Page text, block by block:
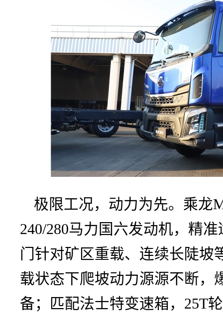
极限工况，动力为先。乘龙
240/280马力国六发动机，精
门针对矿区重载、连续长陡坡
载状态下爬坡动力源源不断，
备；匹配法士特变速箱，25T